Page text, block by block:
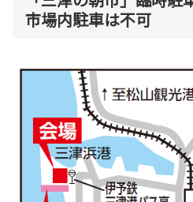
市場内駐車は不可